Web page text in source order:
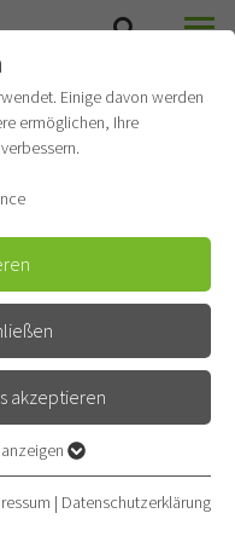
Einige davon werden
ermöglichen, Ihre
akzeptieren
Funktionen der
dass die Webseite
| Datenschutzerklärung